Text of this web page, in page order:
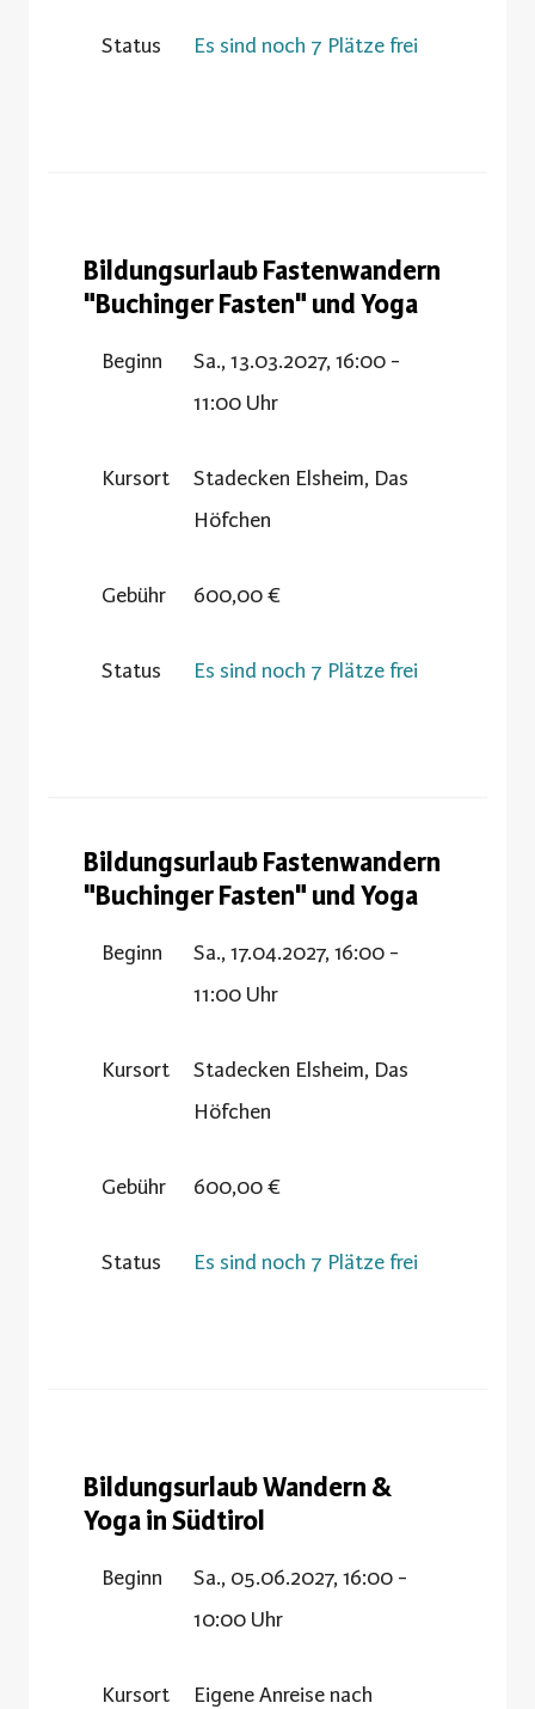
Status Es sind noch 7 Plätze frei
Bildungsurlaub Fastenwandern
"Buchinger Fasten" und Yoga
Beginn
Sa., 13.03.2027, 16:00 -
11:00 Uhr
Kursort
Stadecken Elsheim, Das
Höfchen
Gebühr 600,00 €
Status Es sind noch 7 Plätze frei
Bildungsurlaub Fastenwandern
"Buchinger Fasten" und Yoga
Beginn
Sa., 17.04.2027, 16:00 -
11:00 Uhr
Kursort
Stadecken Elsheim, Das
Höfchen
Gebühr 600,00 €
Status Es sind noch 7 Plätze frei
Bildungsurlaub Wandern &
Yoga in Südtirol
Beginn
Sa., 05.06.2027, 16:00 -
10:00 Uhr
Kursort
Eigene Anreise nach